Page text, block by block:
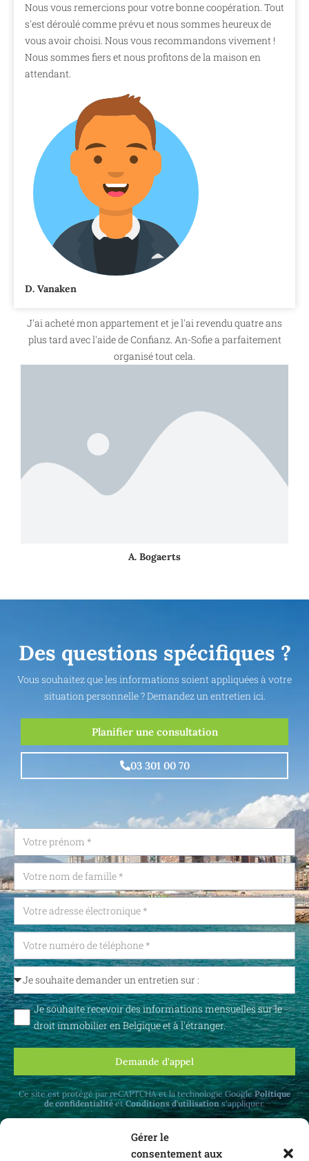
Gérer le
consentement aux
Nous vous remercions pour votre bonne coopération. Tout
s'est déroulé comme prévu et nous sommes heureux de
vous avoir choisi. Nous vous recommandons vivement !
Nous sommes fiers et nous profitons de la maison en
attendant.
D. Vanaken
J'ai acheté mon appartement et je l'ai revendu quatre ans
plus tard avec l'aide de Confianz. An-Sofie a parfaitement
organisé tout cela.
A. Bogaerts
Des questions spécifiques ?
Vous souhaitez que les informations soient appliquées à votre
situation personnelle ? Demandez un entretien ici.
Planifier une consultation
03 301 00 70
Je souhaite recevoir des informations mensuelles sur le
droit immobilier en Belgique et à l'étranger.
Demande d'appel
Ce site est protégé par reCAPTCHA et la technologie GooglePolitique
de confidentialitéetConditions d'utilisation s'appliquer.